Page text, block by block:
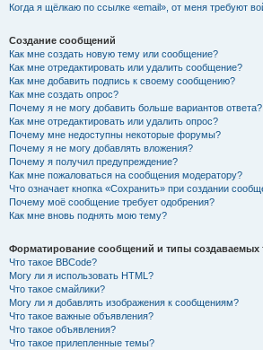
Когда я щёлкаю по ссылке «email», от меня требуют
Создание сообщений
Как мне создать новую тему или сообщение?
Как мне отредактировать или удалить сообщение?
Как мне добавить подпись к своему сообщению?
Как мне создать опрос?
Почему я не могу добавить больше вариантов ответа?
Как мне отредактировать или удалить опрос?
Почему мне недоступны некоторые форумы?
Почему я не могу добавлять вложения?
Почему я получил предупреждение?
Как мне пожаловаться на сообщения модератору?
Что означает кнопка «Сохранить» при создании
Почему моё сообщение требует одобрения?
Как мне вновь поднять мою тему?
Форматирование сообщений и типы создаваемых
Что такое BBCode?
Могу ли я использовать HTML?
Что такое смайлики?
Могу ли я добавлять изображения к сообщениям?
Что такое важные объявления?
Что такое объявления?
Что такое прилепленные темы?